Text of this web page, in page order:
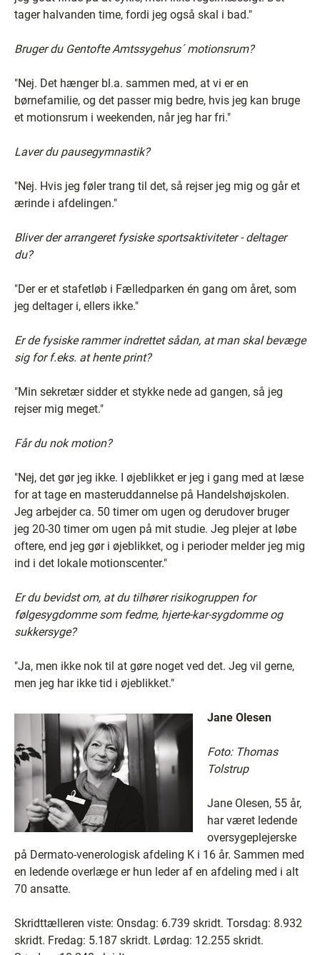
tager halvanden time, fordi jeg også skal i bad."
Bruger du Gentofte Amtssygehus´ motionsrum?
"Nej. Det hænger bl.a. sammen med, at vi er en
børnefamilie, og det passer mig bedre, hvis jeg kan bruge
et motionsrum i weekenden, når jeg har fri."
Laver du pausegymnastik?
"Nej. Hvis jeg føler trang til det, så rejser jeg mig og går et
ærinde i afdelingen."
Bliver der arrangeret fysiske sportsaktiviteter - deltager
du?
"Der er et stafetløb i Fælledparken én gang om året, som
jeg deltager i, ellers ikke."
Er de fysiske rammer indrettet sådan, at man skal bevæge
sig for f.eks. at hente print?
"Min sekretær sidder et stykke nede ad gangen, så jeg
rejser mig meget."
Får du nok motion?
"Nej, det gør jeg ikke. I øjeblikket er jeg i gang med at læse
for at tage en masteruddannelse på Handelshøjskolen.
Jeg arbejder ca. 50 timer om ugen og derudover bruger
jeg 20-30 timer om ugen på mit studie. Jeg plejer at løbe
oftere, end jeg gør i øjeblikket, og i perioder melder jeg mig
ind i det lokale motionscenter."
Er du bevidst om, at du tilhører risikogruppen for
følgesygdomme som fedme, hjerte-kar-sygdomme og
sukkersyge?
"Ja, men ikke nok til at gøre noget ved det. Jeg vil gerne,
men jeg har ikke tid i øjeblikket."
Jane Olesen
Foto: Thomas
Tolstrup
Jane Olesen, 55 år,
har været ledende
oversygeplejerske
på Dermato-venerologisk afdeling K i 16 år. Sammen med
en ledende overlæge er hun leder af en afdeling med i alt
70 ansatte.
Skridttælleren viste: Onsdag: 6.739 skridt. Torsdag: 8.932
skridt. Fredag: 5.187 skridt. Lørdag: 12.255 skridt.